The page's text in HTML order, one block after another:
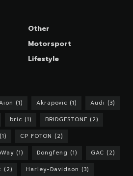
Other
Motorsport
Lifestyle
(1) Akrapovic (1) Audi (3)
bric (1) BRIDGESTONE (2)
(1) CP FOTON (2)
(1) Dongfeng (1) GAC (2)
(2) Harley-Davidson (3)